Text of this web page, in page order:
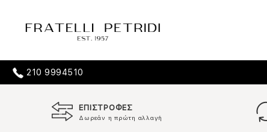
210 9994510
ΕΠΙΣΤΡΟΦΕΣ
Δωρεάν η πρώτη αλλαγή